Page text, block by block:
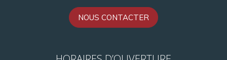
NOUS CONTACTER